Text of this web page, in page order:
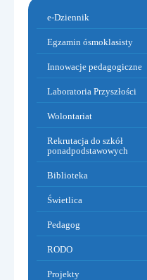
Warzywa i owoce w
Menu dodatkowe
e-Dziennik
Egzamin ósmoklasisty
Innowacje pedagogiczne
Laboratoria Przyszłości
Wolontariat
Rekrutacja do szkół
ponadpodstawowych
Biblioteka
Świetlica
Pedagog
RODO
Projekty